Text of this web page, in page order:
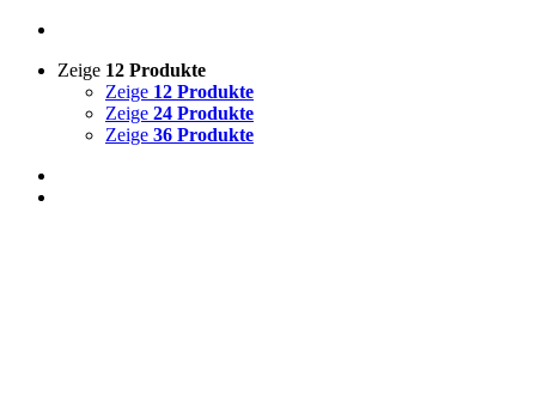
Zeige 12 Produkte
Zeige 12 Produkte
Zeige 24 Produkte
Zeige 36 Produkte